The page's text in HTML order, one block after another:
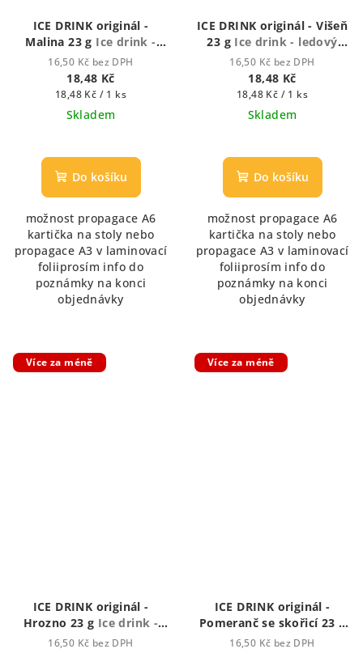
ICE DRINK originál -
Malina 23 g Ice drink -
ledový nápoj
16,50 Kč bez DPH
18,48 Kč
Měrná
cena:
18,48 Kč / 1 ks
Skladem
Do košíku
možnost propagace A6
kartička na stoly nebo
propagace A3 v laminovací
foliiprosím info do
poznámky na konci
objednávky
ICE DRINK originál - Višeň
23 g Ice drink - ledový
nápoj
16,50 Kč bez DPH
18,48 Kč
Měrná
cena:
18,48 Kč / 1 ks
Skladem
Do košíku
možnost propagace A6
kartička na stoly nebo
propagace A3 v laminovací
foliiprosím info do
poznámky na konci
objednávky
Více za méně
ICE DRINK originál -
Hrozno 23 g Ice drink -
ledový nápoj
16,50 Kč bez DPH
Více za méně
ICE DRINK originál -
Pomeranč se skořicí 23 g
Ice drink - ledový nápoj
16,50 Kč bez DPH